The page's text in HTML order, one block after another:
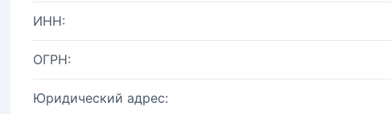
ИНН:
ОГРН:
Юридический адрес: